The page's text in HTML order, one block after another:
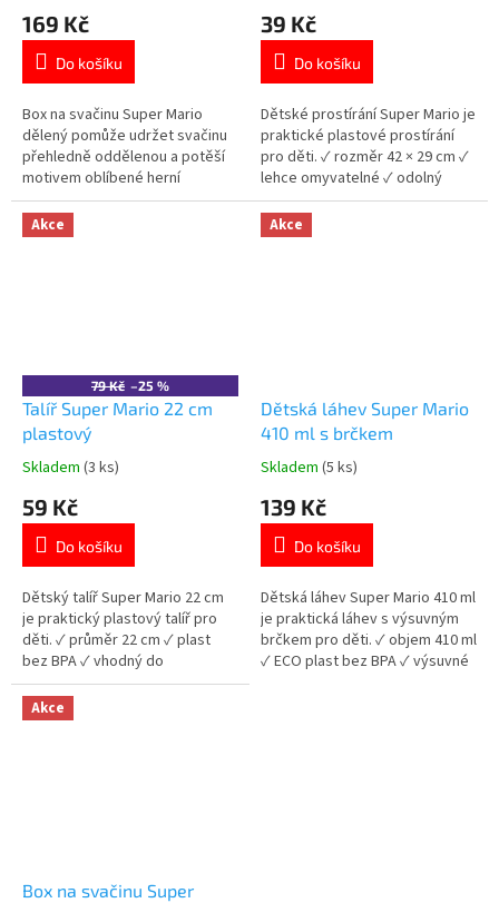
produktu
5,0
5
hvězdiček.
169 Kč
Do košíku
Box na svačinu Super Mario
dělený pomůže udržet svačinu
přehledně oddělenou a potěší
motivem oblíbené herní
postavy. ✓ dělený vnitřní
prostor ✓ plast bez BPA –
bezpečný pro děti ✓ kompaktní
produktu
5,0
5
hvězdiček.
39 Kč
Do košíku
Dětské prostírání Super Mario je
praktické plastové prostírání
pro děti. ✓ rozměr 42 × 29 cm ✓
lehce omyvatelné ✓ odolný
plast ✓ licencovaný motiv Super
Mario 👉 Více produktů Super
Mario
Akce
79 Kč –25 %
Talíř Super Mario 22 cm
plastový
Průměrné
produktu
5,0
5
hvězdiček.
Skladem (3 ks)
59 Kč
Do košíku
Dětský talíř Super Mario 22 cm
je praktický plastový talíř pro
děti. ✓ průměr 22 cm ✓ plast
bez BPA ✓ vhodný do
mikrovlnné trouby ✓
licencovaný motiv Super Mario
👉 Více produktů Super Mario
Akce
Dětská láhev Super Mario
410 ml s brčkem
Průměrné
produktu
5,0
5
hvězdiček.
Skladem (5 ks)
139 Kč
Do košíku
Dětská láhev Super Mario 410 ml
je praktická láhev s výsuvným
brčkem pro děti. ✓ objem 410 ml
✓ ECO plast bez BPA ✓ výsuvné
Akce
Box na svačinu Super